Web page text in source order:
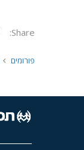
Share:
פורומים